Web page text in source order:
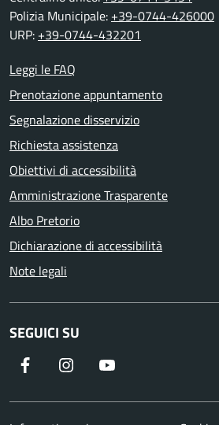
Polizia Municipale: +39-0744-426000
URP: +39-0744-432201
Leggi le FAQ
Prenotazione appuntamento
Segnalazione disservizio
Richiesta assistenza
Obiettivi di accessibilità
Amministrazione Trasparente
Albo Pretorio
Dichiarazione di accessibilità
Note legali
SEGUICI SU